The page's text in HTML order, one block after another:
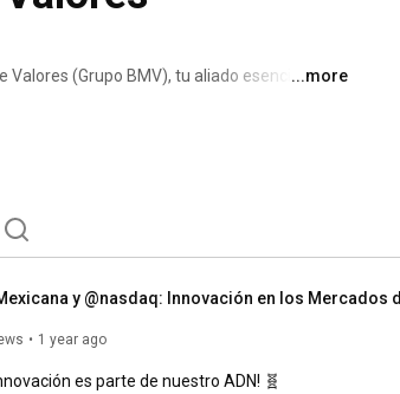
Valores (Grupo BMV), tu aliado esencial para
Desde principiantes a inversionistas
para tomar decisiones informadas y
la libertad financiera, resolver tu deuda o
...more
1 year ago
es parte de nuestro ADN! 🧬